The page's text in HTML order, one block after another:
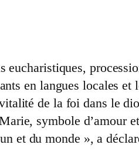
en langues locales
de la foi dans le
symbole d’amour
et du monde », a